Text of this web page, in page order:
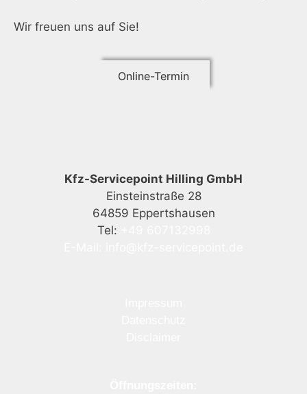
Wir freuen uns auf Sie!
Online-Termin
Kfz-Servicepoint Hilling GmbH
Einsteinstraße 28
64859 Eppertshausen
Tel: